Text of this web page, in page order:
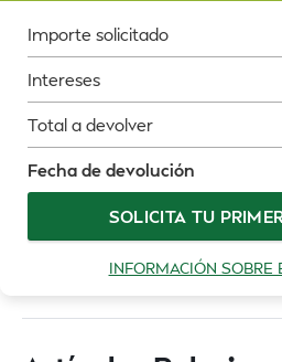
Importe solicitado
Intereses
Total a devolver
Fecha de devolución
SOLICITA TU
INFORMACIÓN SOBRE